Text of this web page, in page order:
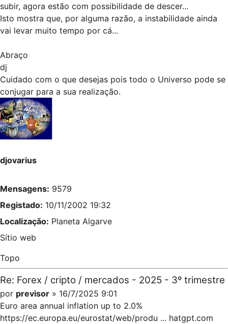
subir, agora estão com possibilidade de descer...
Isto mostra que, por alguma razão, a instabilidade ainda
vai levar muito tempo por cá...
Abraço
dj
Cuidado com o que desejas pois todo o Universo pode se
conjugar para a sua realização.
djovarius
Mensagens: 9579
Registado: 10/11/2002 19:32
Localização: Planeta Algarve
Sítio web
Topo
Re: Forex / cripto / mercados - 2025 - 3º trimestre
por previsor » 16/7/2025 9:01
Euro area annual inflation up to 2.0%
https://ec.europa.eu/eurostat/web/produ ... hatgpt.com